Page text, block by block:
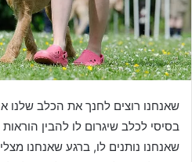
שאנחנו רוצים לחנך את הכלב שלנו
בסיסי לכלב שיגרום לו להבין
שאנחנו נותנים לו, ברגע שאנחנו